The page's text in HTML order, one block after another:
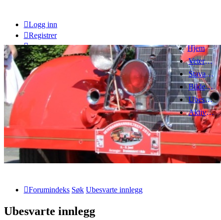
Logg inn
Registrer
Hjem
Veteranbrannbiltreff 2008
Stavanger Brannbilklubb
Bildegalleri
Ubesvarte innlegg
Aktive emner
Forumindeks Søk Ubesvarte innlegg
Ubesvarte innlegg